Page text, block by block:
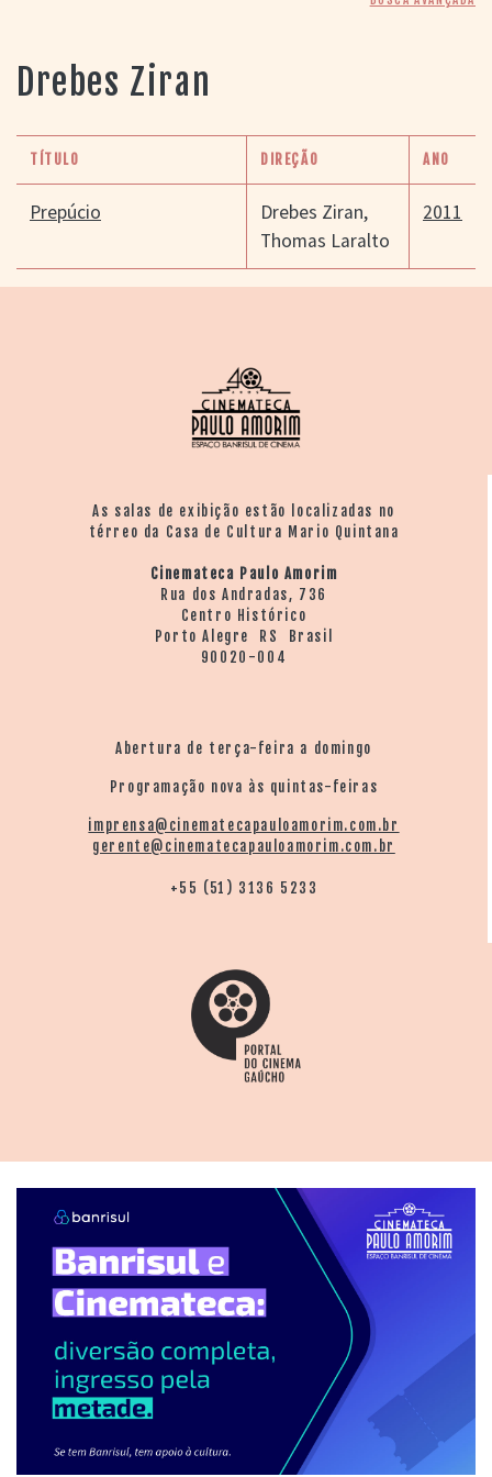
PORTAL DO
CINEMA GAÚCHO
> LISTA DE FILMES
> FILMOGRAFIAS DE
CINEASTAS
> BIBLIOGRAFIAS
Drebes Ziran
TÍTULO DIREÇÃO ANO
Prepúcio Drebes Ziran,
Thomas Laralto
2011
As salas de exibição estão localizadas no
térreo da Casa de Cultura Mario Quintana
Cinemateca Paulo Amorim
Rua dos Andradas, 736
Centro Histórico
Porto Alegre RS Brasil
90020-004
Abertura de terça-feira a domingo
Programação nova às quintas-feiras
imprensa@cinematecapauloamorim.com.br
gerente@cinematecapauloamorim.com.br
+55 (51) 3136 5233